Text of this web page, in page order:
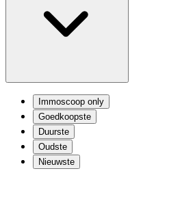
Immoscoop only
Goedkoopste
Duurste
Oudste
Nieuwste